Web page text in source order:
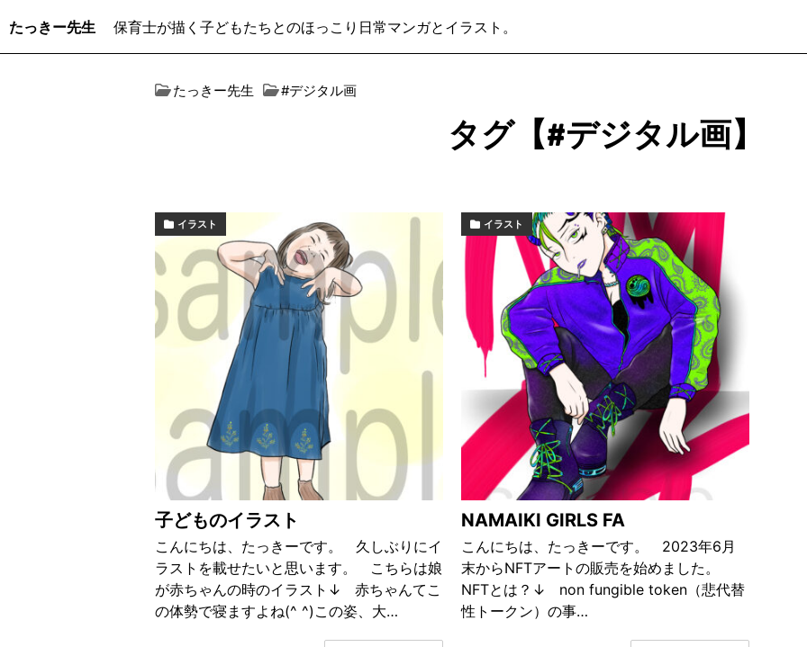
たっきー先生 保育士が描く子どもたちとのほっこり日常マンガとイラスト。
たっきー先生 #デジタル画
タグ【#デジタル画】
イラスト
子どものイラスト
こんにちは、たっきーです。 久しぶりにイ
ラストを載せたいと思います。 こちらは娘
が赤ちゃんの時のイラスト↓ 赤ちゃんてこ
の体勢で寝ますよね(^ ^)この姿、大…
イラスト
NAMAIKI GIRLS FA
こんにちは、たっきーです。 2023年6月
末からNFTアートの販売を始めました。
NFTとは？↓ non fungible token（悲代替
性トークン）の事…